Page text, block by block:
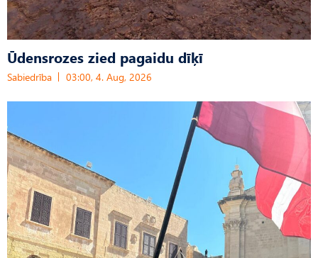
Ūdensrozes zied pagaidu dīķī
Sabiedrība 03:00, 4. Aug, 2026